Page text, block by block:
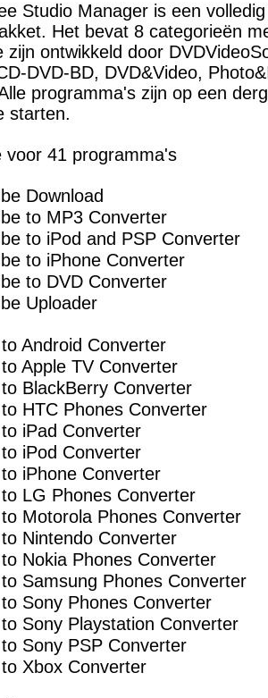
Studio Manager is een
Het bevat 8 categorieën
zijn ontwikkeld door
DVD-BD, DVD&Video,
programma's zijn op een
starten.
voor 41 programma's
Download
to MP3 Converter
to iPod and PSP Converter
to iPhone Converter
to DVD Converter
Uploader
Android Converter
Apple TV Converter
BlackBerry Converter
HTC Phones Converter
iPad Converter
iPod Converter
iPhone Converter
LG Phones Converter
Motorola Phones Converter
Nintendo Converter
Nokia Phones Converter
Samsung Phones Converter
Sony Phones Converter
Sony Playstation Converter
Sony PSP Converter
Xbox Converter